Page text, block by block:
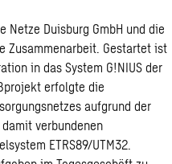
Netze Duisburg GmbH und die
Zusammenarbeit. Gestartet ist
in das System G!NIUS der
erfolgte die
aufgrund der
damit verbundenen
ETRS89/UTM32.